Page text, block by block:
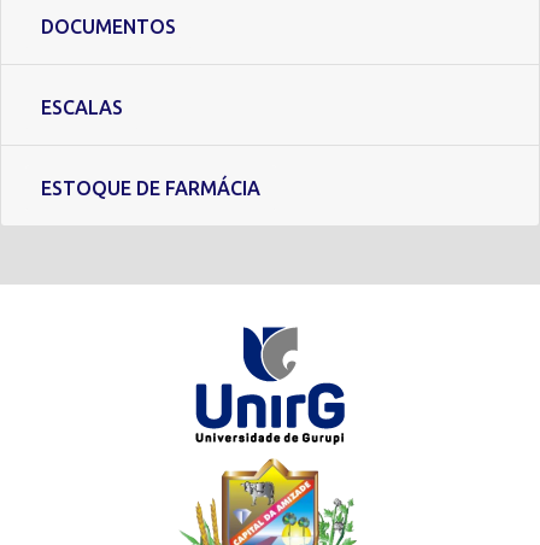
DOCUMENTOS
ESCALAS
ESTOQUE DE FARMÁCIA